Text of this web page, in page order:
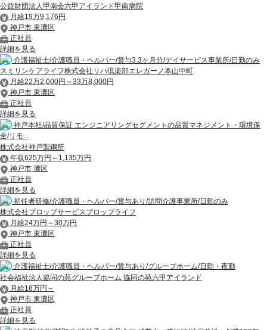
公益財団法人甲南会六甲アイランド甲南病院
月給19万9,176円
神戸市 東灘区
正社員
詳細を見る
介護福祉士/介護職員・ヘルパー/賞与3.3ヶ月分/デイサービス事業所/日勤のみ
スミリンケアライフ株式会社リハ倶楽部エレガーノ本山中町
月給22万2,000円～33万8,000円
神戸市 東灘区
正社員
詳細を見る
神戸本社/品質保証 エンジニアリングセグメントの品質マネジメント・環境保
全/リモ...
株式会社神戸製鋼所
年収625万円～1,135万円
神戸市 灘区
正社員
詳細を見る
初任者研修/介護職員・ヘルパー/賞与あり/訪問介護事業所/日勤のみ
株式会社プロップサービスプロップライフ
月給24万円～30万円
神戸市 東灘区
正社員
詳細を見る
介護福祉士/介護職員・ヘルパー/賞与あり/グループホーム/日勤・夜勤
社会福祉法人協同の苑グループホーム 協同の苑六甲アイランド
月給18万円～
神戸市 東灘区
正社員
詳細を見る